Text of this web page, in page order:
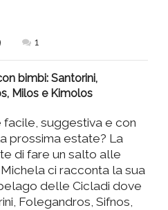
1
bimbi: Santorini,
Milos e Kimolos
facile, suggestiva e con
prossima estate? La
di fare un salto alle
ci racconta la sua
delle Cicladi dove
Folegandros, Sifnos,